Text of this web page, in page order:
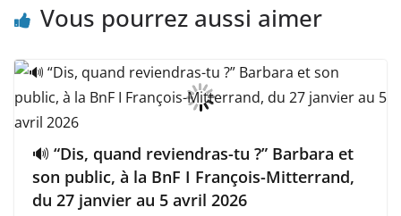
Vous pourrez aussi aimer
🔊 “Dis, quand reviendras-tu ?” Barbara et
son public, à la BnF I François-Mitterrand,
du 27 janvier au 5 avril 2026